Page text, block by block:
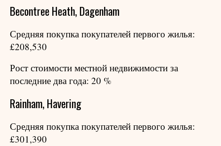
Becontree Heath, Dagenham
Средняя покупка покупателей первого жилья:
£208,530
Рост стоимости местной недвижимости за
последние два года: 20 %
Rainham, Havering
Средняя покупка покупателей первого жилья:
£301,390